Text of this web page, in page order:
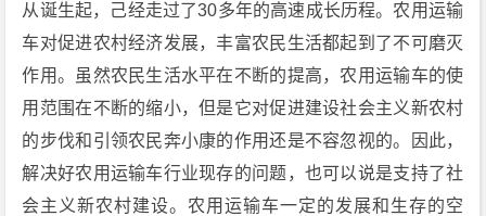
从诞生起，己经走过了30多年的高速成长历程。农用运输
车对促进农村经济发展，丰富农民生活都起到了不可磨灭
作用。虽然农民生活水平在不断的提高，农用运输车的使
用范围在不断的缩小，但是它对促进建设社会主义新农村
的步伐和引领农民奔小康的作用还是不容忽视的。因此，
解决好农用运输车行业现存的问题，也可以说是支持了社
会主义新农村建设。农用运输车一定的发展和生存的空